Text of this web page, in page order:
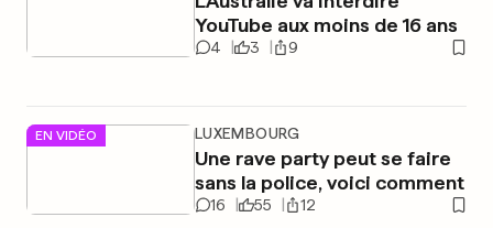
YouTube aux moins de 16 ans
4 3 9
EN VIDÉO LUXEMBOURG
Une rave party peut se faire
sans la police, voici comment
16 55 12